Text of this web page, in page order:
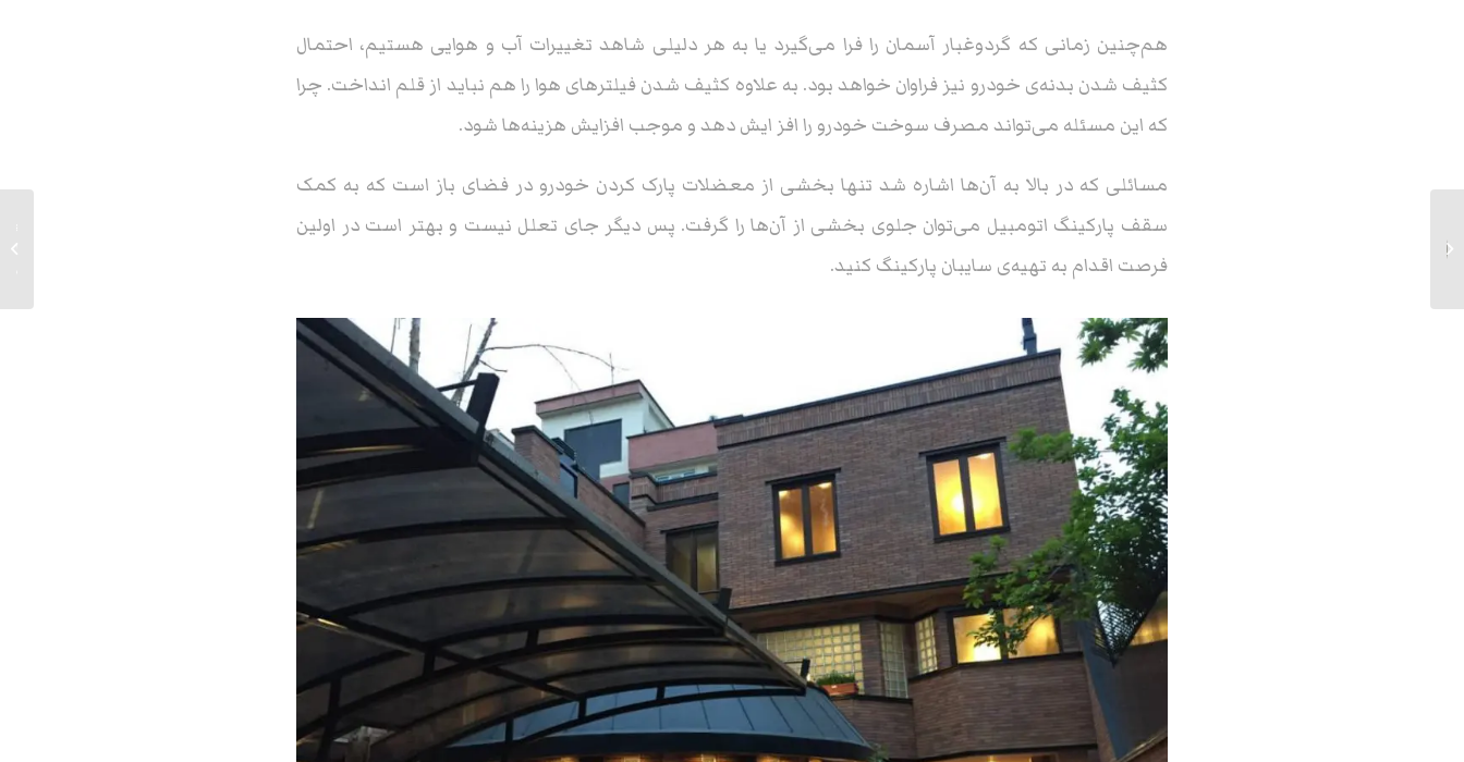
هم‌چنین زمانی که گردوغبار آسمان را فرا می‌گیرد یا به هر دلیلی شاهد تغییرات آب و هوایی هستیم، احتمال
کثیف شدن بدنه‌ی خودرو نیز فراوان خواهد بود. به علاوه کثیف شدن فیلترهای هوا را هم نباید از قلم انداخت. چرا
که این مسئله می‌تواند مصرف سوخت خودرو را افز ایش دهد و موجب افزایش هزینه‌ها شود.
مسائلی که در بالا به آن‌ها اشاره شد تنها بخشی از معضلات پارک کردن خودرو در فضای باز است که به کمک
سقف پارکینگ اتومبیل می‌توان جلوی بخشی از آن‌ها را گرفت. پس دیگر جای تعلل نیست و بهتر است در اولین
فرصت اقدام به تهیه‌ی سایبان پارکینگ کنید.
10
سایبان